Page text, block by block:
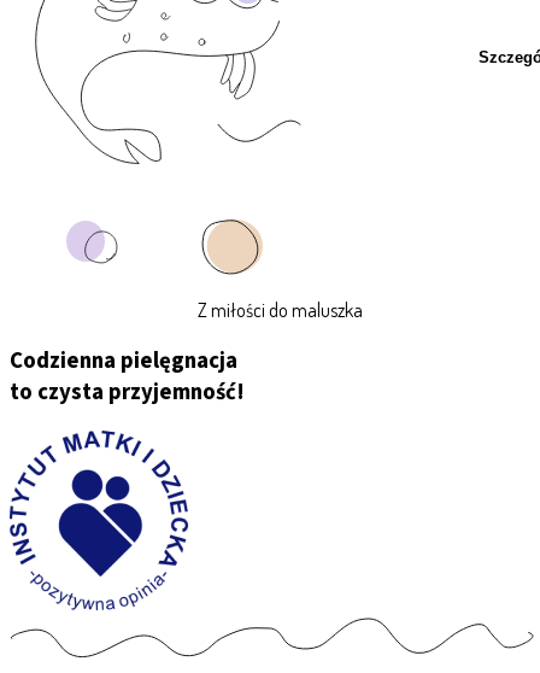
Z miłości do maluszka
Codzienna pielęgnacja
to czysta przyjemność!